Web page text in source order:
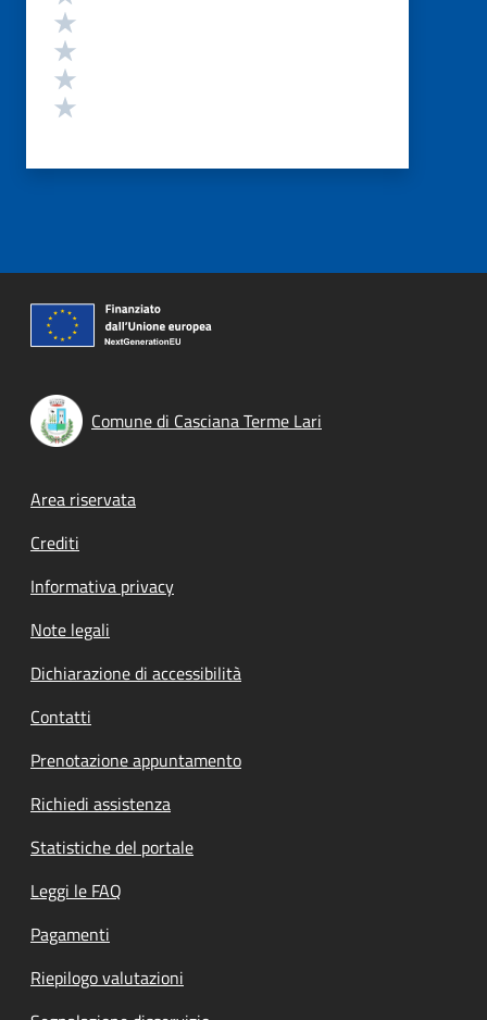
Comune di Casciana Terme Lari
Footer menu
Area riservata
Crediti
Informativa privacy
Note legali
Dichiarazione di accessibilità
Contatti
Prenotazione appuntamento
Richiedi assistenza
Statistiche del portale
Leggi le FAQ
Pagamenti
Riepilogo valutazioni